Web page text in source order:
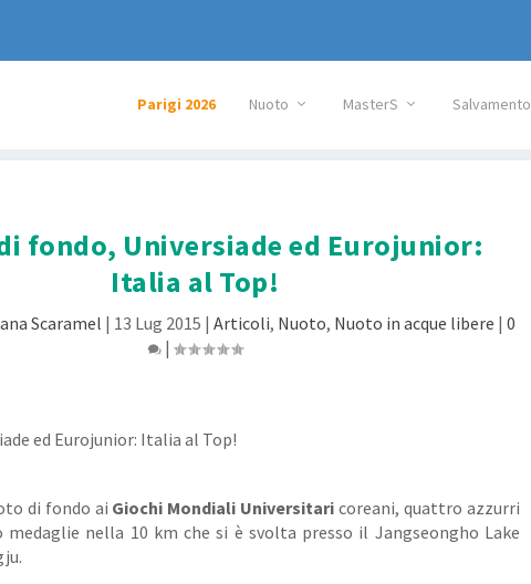
Parigi 2026 Nuoto MasterS Salvamento
fondo, Universiade ed Eurojunior:
Italia al Top!
Scaramel | 13 Lug 2015 | Articoli, Nuoto, Nuoto in acque libere | 0
|
di fondo ai Giochi Mondiali Universitari coreani, quattro azzurri
nella 10 km che si è svolta presso il Jangseongho Lake